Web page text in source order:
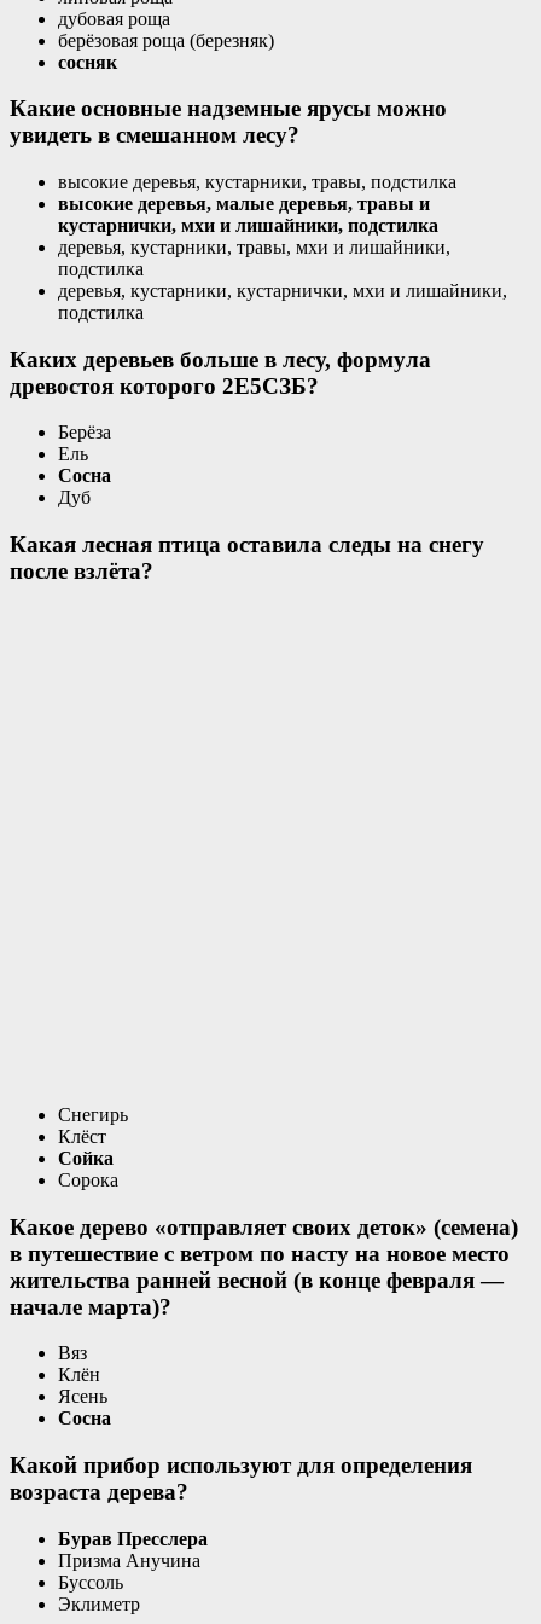
дубовая роща
берёзовая роща (березняк)
сосняк
Какие основные надземные ярусы можно
увидеть в смешанном лесу?
высокие деревья, кустарники, травы, подстилка
высокие деревья, малые деревья, травы и
кустарнички, мхи и лишайники, подстилка
деревья, кустарники, травы, мхи и лишайники,
подстилка
деревья, кустарники, кустарнички, мхи и лишайники,
подстилка
Каких деревьев больше в лесу, формула
древостоя которого 2E5СЗБ?
Берёза
Ель
Сосна
Дуб
Какая лесная птица оставила следы на снегу
после взлёта?
Снегирь
Клёст
Сойка
Сорока
Какое дерево «отправляет своих деток» (семена)
в путешествие с ветром по насту на новое место
жительства ранней весной (в конце февраля —
начале марта)?
Вяз
Клён
Ясень
Сосна
Какой прибор используют для определения
возраста дерева?
Бурав Пресслера
Призма Анучина
Буссоль
Эклиметр